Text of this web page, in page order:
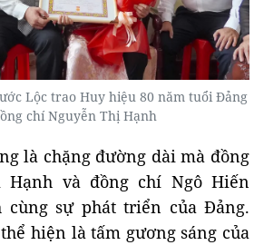
Lộc trao Huy hiệu 80 năm tuổi Đảng
chí Nguyễn Thị Hạnh
là chặng đường dài mà đồng
Hạnh và đồng chí Ngô Hiến
cùng sự phát triển của Đảng.
hiện là tấm gương sáng của